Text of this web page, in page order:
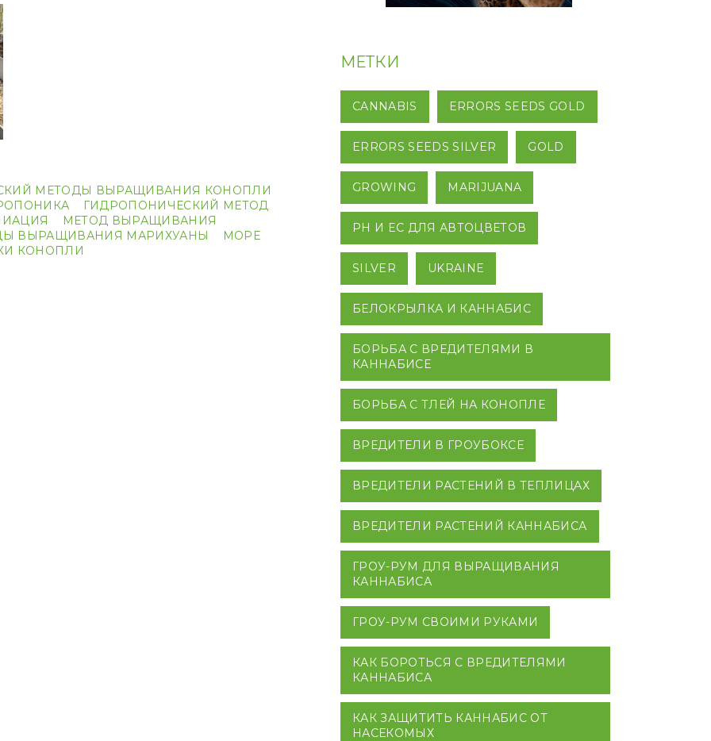
МЕТОДЫ ВЫРАЩИВАНИЯ КОНОПЛИ
ГИДРОПОНИЧЕСКИЙ МЕТОД
МЕТОД ВЫРАЩИВАНИЯ
ВЫРАЩИВАНИЯ МАРИХУАНЫ
МОРЕ
КОНОПЛИ
МЕТКИ
CANNABIS ERRORS SEEDS GOLD
ERRORS SEEDS SILVER GOLD
GROWING MARIJUANA
PH И EC ДЛЯ АВТОЦВЕТОВ
SILVER UKRAINE
БЕЛОКРЫЛКА И КАННАБИС
БОРЬБА С ВРЕДИТЕЛЯМИ В
КАННАБИСЕ
БОРЬБА С ТЛЕЙ НА КОНОПЛЕ
ВРЕДИТЕЛИ В ГРОУБОКСЕ
ВРЕДИТЕЛИ РАСТЕНИЙ В ТЕПЛИЦАХ
ВРЕДИТЕЛИ РАСТЕНИЙ КАННАБИСА
ГРОУ-РУМ ДЛЯ ВЫРАЩИВАНИЯ
КАННАБИСА
ГРОУ-РУМ СВОИМИ РУКАМИ
КАК БОРОТЬСЯ С ВРЕДИТЕЛЯМИ
КАННАБИСА
КАК ЗАЩИТИТЬ КАННАБИС ОТ
НАСЕКОМЫХ